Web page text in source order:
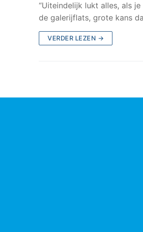
“Uiteindelijk lukt alles, als
de galerijflats, grote kans
VERDER LEZEN →